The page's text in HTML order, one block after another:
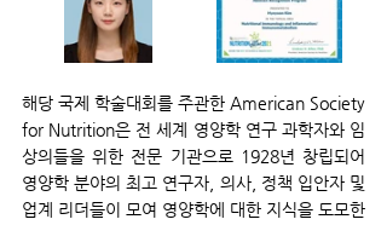
해당 국제 학술대회를 주관한 American Society
for Nutrition은 전 세계 영양학 연구 과학자와 임
상의들을 위한 전문 기관으로 1928년 창립되어
영양학 분야의 최고 연구자, 의사, 정책 입안자 및
업계 리더들이 모여 영양학에 대한 지식을 도모한